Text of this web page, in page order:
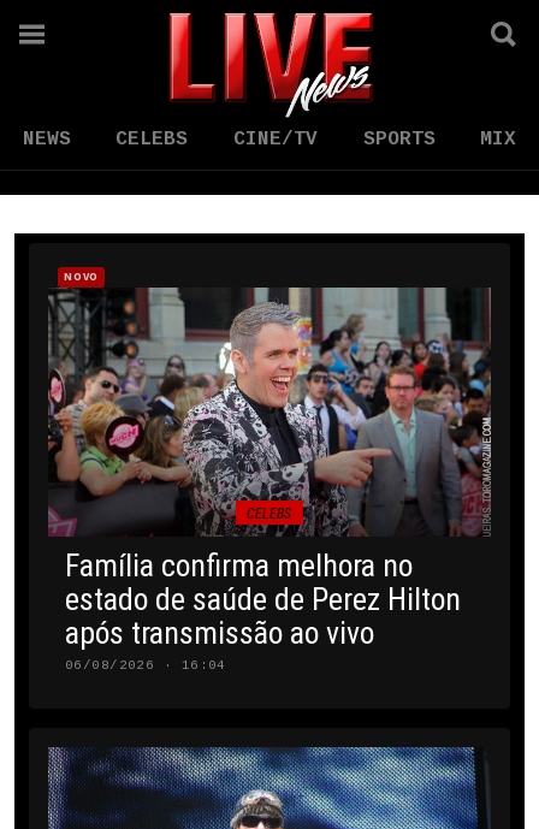
NEWS CELEBS CINE/TV SPORTS MIX
NOVO
CELEBS
Família confirma melhora no
estado de saúde de Perez Hilton
após transmissão ao vivo
06/08/2026 · 16:04